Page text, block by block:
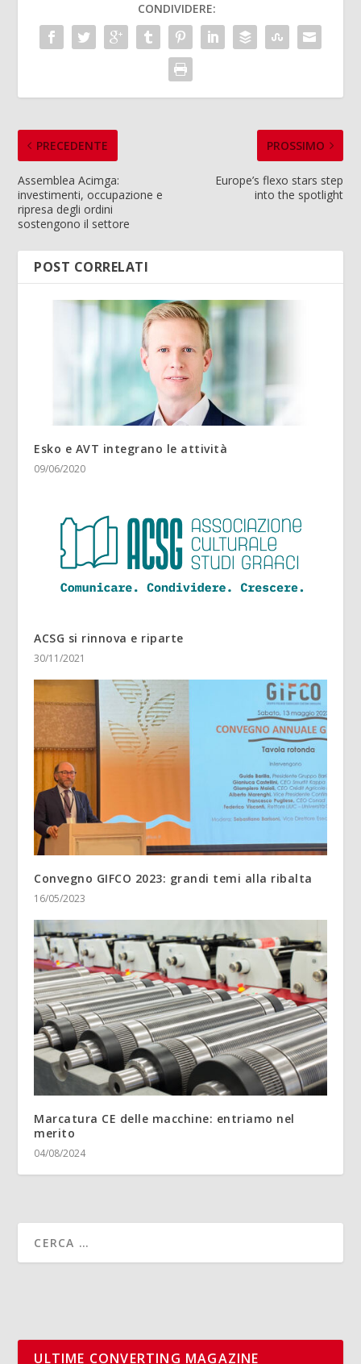
CONDIVIDERE:
PRECEDENTE
Assemblea Acimga:
investimenti, occupazione e
ripresa degli ordini
sostengono il settore
PROSSIMO
Europe’s flexo stars step
into the spotlight
POST CORRELATI
Esko e AVT integrano le attività
09/06/2020
ACSG si rinnova e riparte
30/11/2021
Convegno GIFCO 2023: grandi temi alla ribalta
16/05/2023
Marcatura CE delle macchine: entriamo nel
merito
04/08/2024
ULTIME CONVERTING MAGAZINE